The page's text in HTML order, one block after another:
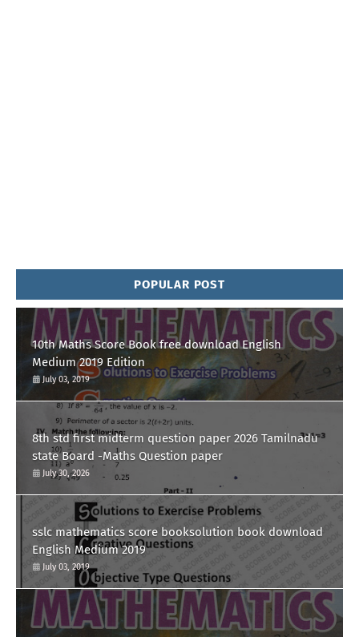
POPULAR POST
10th Maths Score Book free download English
Medium 2019 Edition
July 03, 2019
8th std first midterm question paper 2026 Tamilnadu
state Board -Maths Question paper
July 30, 2026
sslc mathematics score booksolution book download
English Medium 2019
July 03, 2019